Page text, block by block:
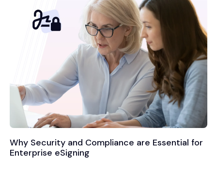
Why Security and Compliance are Essential for
Enterprise eSigning